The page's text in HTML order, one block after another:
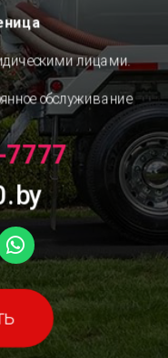
лицами.
обслуживание
7777